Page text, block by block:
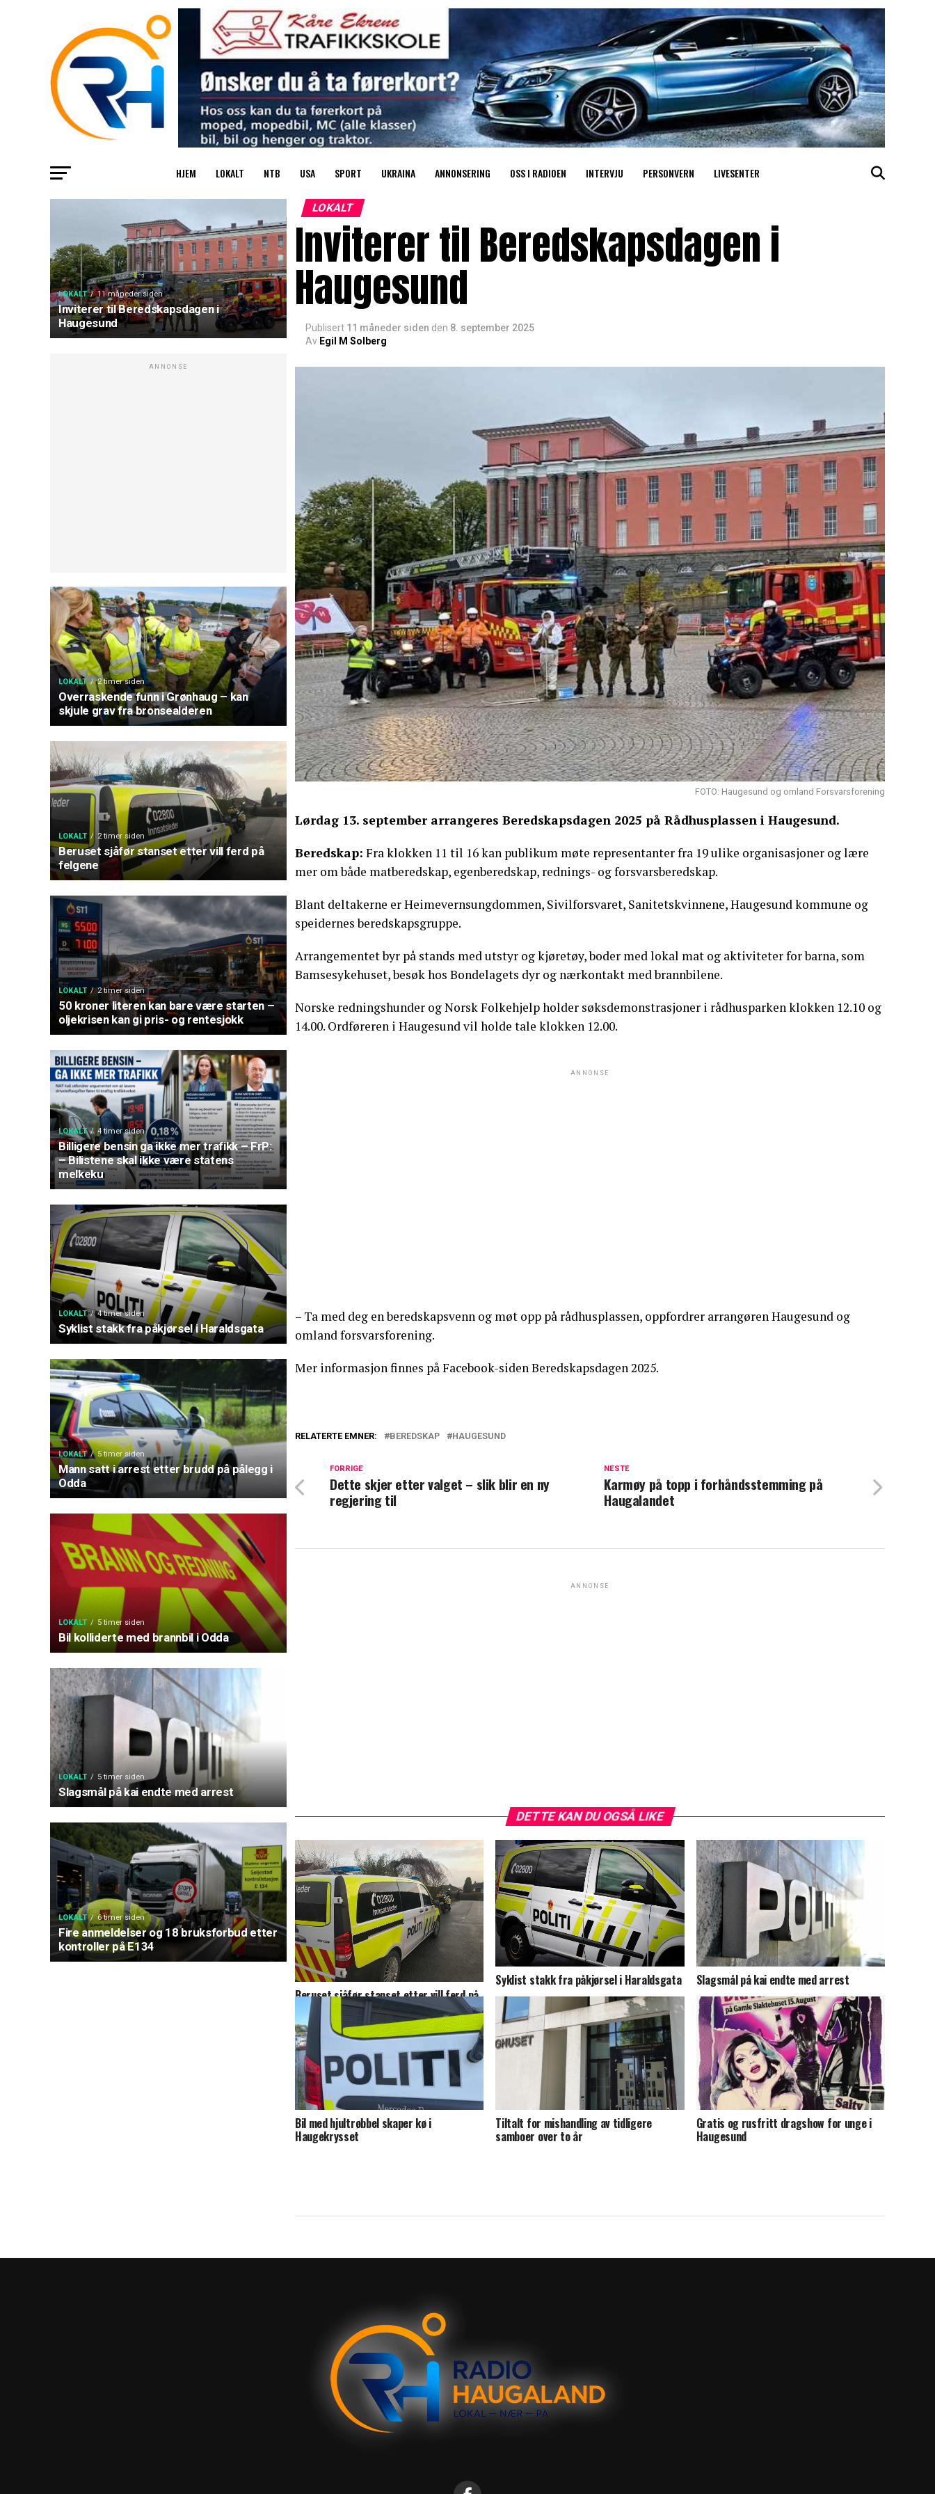
HJEM LOKALT NTB USA SPORT UKRAINA ANNONSERING OSS I RADIOEN INTERVJU PERSONVERN LIVESENTER
LOKALT 11 måneder siden
Inviterer til Beredskapsdagen i
Haugesund
ANNONSE
LOKALT 2 timer siden
Overraskende funn i Grønhaug – kan
skjule grav fra bronsealderen
LOKALT 2 timer siden
Beruset sjåfør stanset etter vill ferd på
felgene
LOKALT 2 timer siden
50 kroner literen kan bare være starten –
oljekrisen kan gi pris- og rentesjokk
LOKALT 4 timer siden
Billigere bensin ga ikke mer trafikk – FrP:
– Bilistene skal ikke være statens
melkeku
LOKALT 4 timer siden
Syklist stakk fra påkjørsel i Haraldsgata
LOKALT 5 timer siden
Mann satt i arrest etter brudd på pålegg i
Odda
LOKALT 5 timer siden
Bil kolliderte med brannbil i Odda
LOKALT 5 timer siden
Slagsmål på kai endte med arrest
LOKALT 6 timer siden
Fire anmeldelser og 18 bruksforbud etter
kontroller på E134
LOKALT
Inviterer til Beredskapsdagen i
Haugesund
Publisert 11 måneder siden den 8. september 2025
Av Egil M Solberg
FOTO: Haugesund og omland Forsvarsforening
Lørdag 13. september arrangeres Beredskapsdagen 2025 på Rådhusplassen i Haugesund.
Beredskap: Fra klokken 11 til 16 kan publikum møte representanter fra 19 ulike organisasjoner og lære
mer om både matberedskap, egenberedskap, rednings- og forsvarsberedskap.
Blant deltakerne er Heimevernsungdommen, Sivilforsvaret, Sanitetskvinnene, Haugesund kommune og
speidernes beredskapsgruppe.
Arrangementet byr på stands med utstyr og kjøretøy, boder med lokal mat og aktiviteter for barna, som
Bamsesykehuset, besøk hos Bondelagets dyr og nærkontakt med brannbilene.
Norske redningshunder og Norsk Folkehjelp holder søksdemonstrasjoner i rådhusparken klokken 12.10 og
14.00. Ordføreren i Haugesund vil holde tale klokken 12.00.
ANNONSE
– Ta med deg en beredskapsvenn og møt opp på rådhusplassen, oppfordrer arrangøren Haugesund og
omland forsvarsforening.
Mer informasjon finnes på Facebook-siden Beredskapsdagen 2025.
RELATERTE EMNER: BEREDSKAP HAUGESUND
NESTE
Karmøy på topp i forhåndsstemming på
Haugalandet
FORRIGE
Dette skjer etter valget – slik blir en ny
regjering til
ANNONSE
DETTE KAN DU OGSÅ LIKE
Beruset sjåfør stanset etter vill ferd på
felgene
Syklist stakk fra påkjørsel i Haraldsgata Slagsmål på kai endte med arrest
Bil med hjultrøbbel skaper kø i
Haugekrysset
Tiltalt for mishandling av tidligere
samboer over to år
Gratis og rusfritt dragshow for unge i
Haugesund